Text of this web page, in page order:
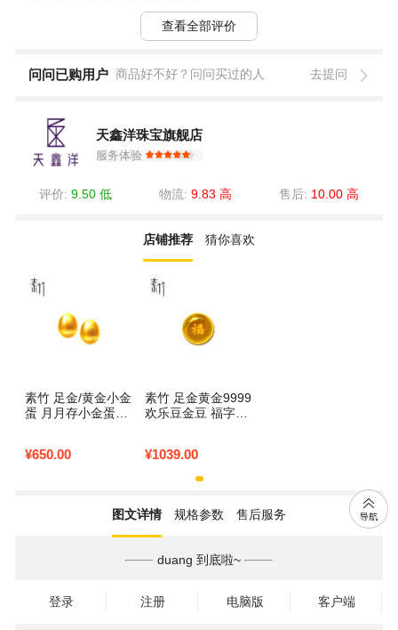
查看全部评价
问问已购用户 商品好不好？问问买过的人 去提问
天鑫洋珠宝旗舰店
服务体验
评价: 9.50 低 物流: 9.83 高 售后: 10.00 高
店铺推荐 猜你喜欢
素竹 足金/黄金小金
蛋 月月存小金蛋0.5
¥650.00
素竹 足金黄金9999
欢乐豆金豆 福字金
书可回购 1克福字
小金豆（送瓶子）
¥1039.00
图文详情 规格参数 售后服务
duang 到底啦~
登录 注册 电脑版 客户端